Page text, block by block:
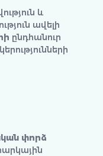
և
ավելի
ընդհանուր
փորձ